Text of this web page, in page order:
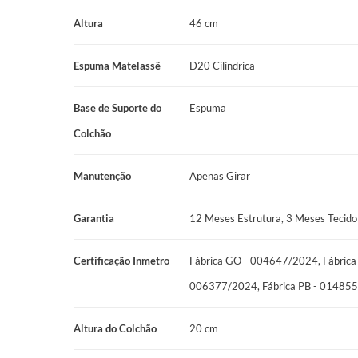
Certificação Inmetro: Certificado conforme Portaria Inmetro
A Prodormir oferece a garantia de 12 meses a partir do
defeito de fabricação, entre em contato com nossos canais de
Altura 46 cm
Espuma Matelassê D20 Cilíndrica
Base de Suporte do
Colchão
Espuma
Manutenção Apenas Girar
Garantia 12 Meses Estrutura, 3 Meses Tecido
Certificação Inmetro
Fábrica GO - 004647/2024,
006377/2024, Fábrica PB -
Altura do Colchão 20 cm